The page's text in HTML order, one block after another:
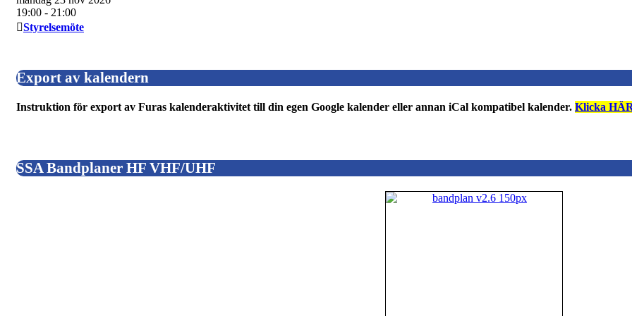
19:00 - 21:00
Styrelsemöte
Export av kalendern
Instruktion för export av Furas kalenderaktivitet till din egen Google kalender eller annan iCal kompatibel kalender. Klicka
SSA Bandplaner HF VHF/UHF